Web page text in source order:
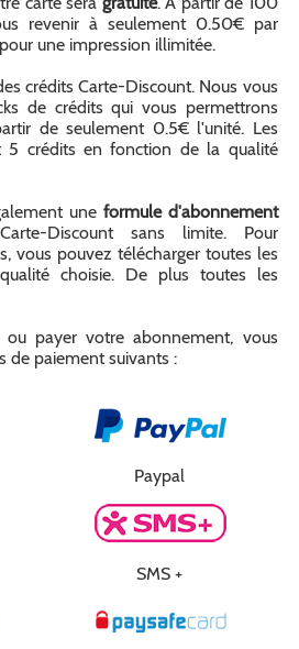
revenir à seulement 0.50€ par
une impression illimitée.
crédits Carte-Discount. Nous vous
de crédits qui vous permettrons
de seulement 0.5€ l'unité. Les
5 crédits en fonction de la qualité
uneformule d'abonnement
Discount sans limite. Pour
vous pouvez télécharger toutes les
choisie. De plus toutes les
payer votre abonnement, vous
de paiement suivants :
Paypal
SMS +